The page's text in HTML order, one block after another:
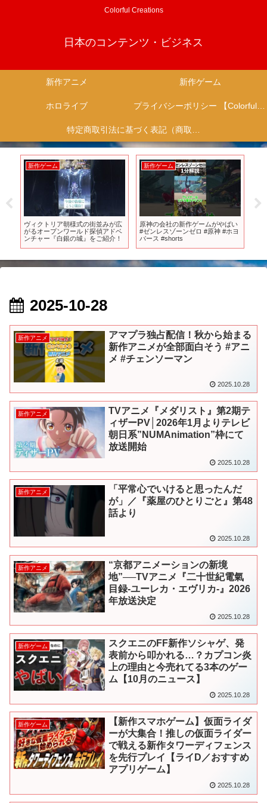
Colorful Creations
日本のコンテンツ・ビジネス
新作アニメ 新作ゲーム
ホロライブ プライバシーポリシー 【Colorful Creation】
特定商取引法に基づく表記（商取引に関する開示）
新作ゲーム
ヴィクトリア朝様式の街並みが広
がるオープンワールド探偵アドベ
ンチャー『白銀の城』をご紹介！
新作ゲーム
原神の会社の新作ゲームがやばい
#ゼンレスゾーンゼロ #原神 #ホヨ
バース #shorts
2025-10-28
新作アニメ
アマプラ独占配信！秋から始まる
新作アニメが全部面白そう #アニ
メ #チェンソーマン
2025.10.28
新作アニメ
TVアニメ『メダリスト』第2期テ
ィザーPV│2026年1月よりテレビ
朝日系”NUMAnimation”枠にて
放送開始
2025.10.28
新作アニメ
「平常心でいけると思ったんだ
が」／『薬屋のひとりごと』第48
話より
2025.10.28
新作アニメ
“京都アニメーションの新境
地”──TVアニメ『二十世紀電氣
目録-ユーレカ・エヴリカ-』2026
年放送決定
2025.10.28
新作ゲーム
スクエニのFF新作ソシャゲ、発
表前から叩かれる…？カプコン炎
上の理由と今売れてる3本のゲー
ム【10月のニュース】
2025.10.28
新作ゲーム
【新作スマホゲーム】仮面ライダ
ーが大集合！推しの仮面ライダー
で戦える新作タワーディフェンス
を先行プレイ【ライD／おすすめ
アプリゲーム】
2025.10.28